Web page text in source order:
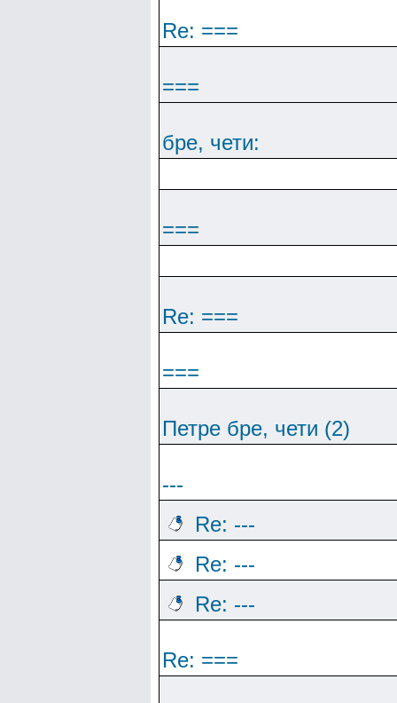
Re: ===
===
бре, чети:
===
Re: ===
===
Петре бре, чети (2)
---
Re: ---
Re: ---
Re: ---
Re: ===